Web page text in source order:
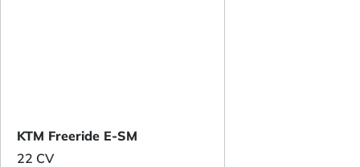
KTM Freeride E-SM
22 CV